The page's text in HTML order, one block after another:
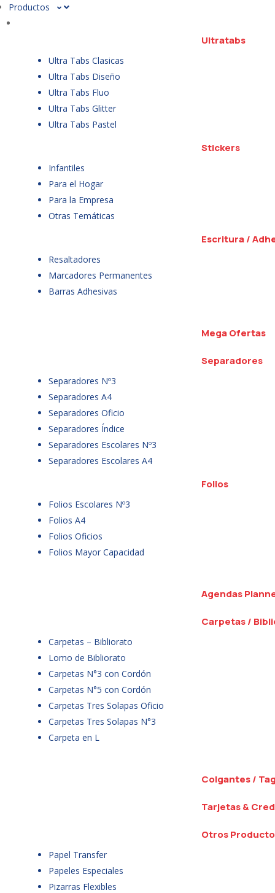
Productos
Ultratabs
Ultra Tabs Clasicas
Ultra Tabs Diseño
Ultra Tabs Fluo
Ultra Tabs Glitter
Ultra Tabs Pastel
Stickers
Infantiles
Para el Hogar
Para la Empresa
Otras Temáticas
Escritura /
Resaltadores
Marcadores Permanentes
Barras Adhesivas
Mega Ofertas
Separadores
Separadores Nº3
Separadores A4
Separadores Oficio
Separadores Índice
Separadores Escolares Nº3
Separadores Escolares A4
Folios
Folios Escolares Nº3
Folios A4
Folios Oficios
Folios Mayor Capacidad
Agendas
Carpetas /
Carpetas – Bibliorato
Lomo de Bibliorato
Carpetas N°3 con Cordón
Carpetas N°5 con Cordón
Carpetas Tres Solapas Oficio
Carpetas Tres Solapas N°3
Carpeta en L
Colgantes /
Tarjetas &
Otros
Papel Transfer
Papeles Especiales
Pizarras Flexibles